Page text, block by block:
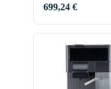
699,24 €